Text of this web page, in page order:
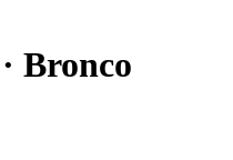
Bronco